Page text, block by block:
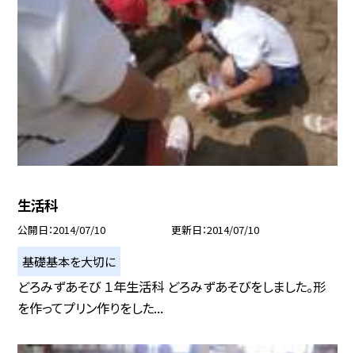
生活科
公開日 2014/07/10 更新日 2014/07/10
基礎基本を大切に
どろみずあそび １年生活科 どろみずあそびをしました。形
を作ってプリン作りをした...